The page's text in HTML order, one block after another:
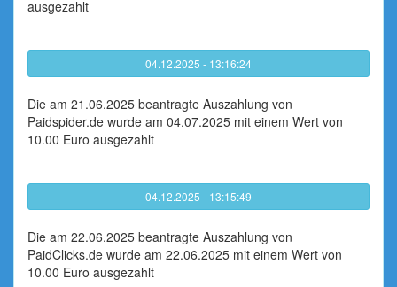
ausgezahlt
04.12.2025 - 13:16:24
Die am 21.06.2025 beantragte Auszahlung von
Paidspider.de wurde am 04.07.2025 mit einem Wert von
10.00 Euro ausgezahlt
04.12.2025 - 13:15:49
Die am 22.06.2025 beantragte Auszahlung von
PaidClicks.de wurde am 22.06.2025 mit einem Wert von
10.00 Euro ausgezahlt